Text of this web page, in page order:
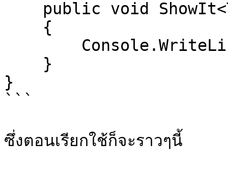
}
```
ซึ่งตอนเรียกใช้ก็จะราวๆนี้